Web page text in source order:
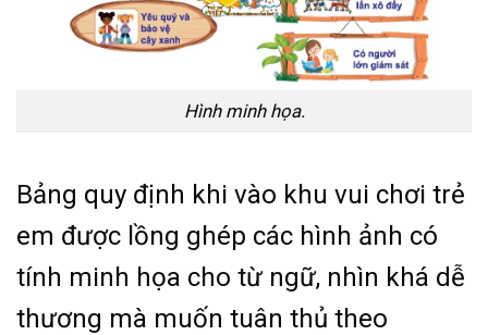
Hình minh họa.
Bảng quy định khi vào khu vui chơi trẻ
em được lồng ghép các hình ảnh có
tính minh họa cho từ ngữ, nhìn khá dễ
thương mà muốn tuân thủ theo